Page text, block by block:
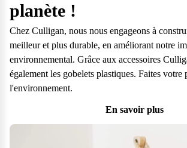
planète !
Chez Culligan, nous nous engageons à
meilleur et plus durable, en améliorant notre
environnemental. Grâce aux accessoires
également les gobelets plastiques. Faites votre
l'environnement.
En savoir plus